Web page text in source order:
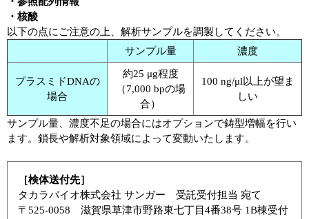
・核酸
以下の点にご注意の上、解析サンプルを調製してください。
サンプル量
濃度
プラスミドDNAの
場合
約25 μg程度
（7,000 bpの場
合）
100 ng/μl以上が望ま
しい
サンプル量、濃度不足の場合にはオプションで鋳型増幅を行い
ます。鎖長や解析対象領域によって変動いたします。
［検体送付先］
タカラバイオ株式会社 サンガー 受託受付担当 宛て
〒525-0058 滋賀県草津市野路東七丁目4番38号 1B棟受付